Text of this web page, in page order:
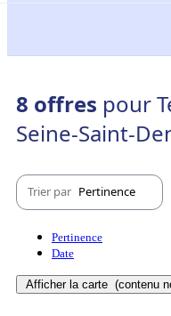
8 offres pour
Seine-Saint-
Trier par Pertinence
Pertinence
Date
Afficher la carte (contenu